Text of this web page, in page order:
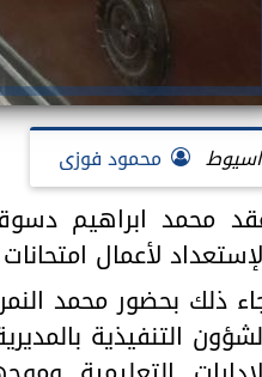
اسيوط محمود فوزى
محمد ابراهيم
لأعمال امتحانات
ذلك بحضور محمد
التنفيذية